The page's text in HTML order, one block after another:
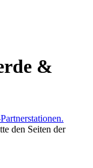
&
den Seiten der